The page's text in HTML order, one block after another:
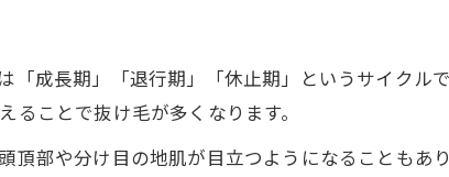
成長期」「退行期」「休止期」というサイクル
ことで抜け毛が多くなります。
部や分け目の地肌が目立つようになることもあ